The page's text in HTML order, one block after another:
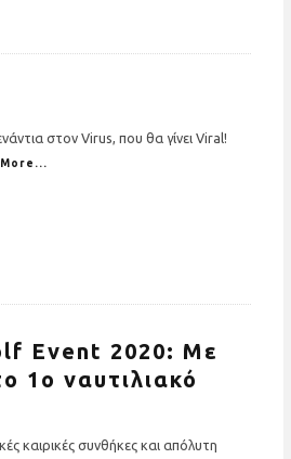
στον Virus, που θα γίνει Viral!
Event 2020: Με
1ο ναυτιλιακό
καιρικές συνθήκες και απόλυτη
Ημιμαραθώνιο της Αθήνας